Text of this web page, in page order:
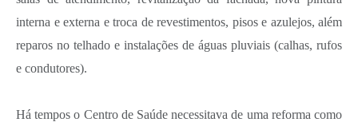
interna e externa e troca de revestimentos, pisos e azulejos, além
reparos no telhado e instalações de águas pluviais (calhas, rufos
e condutores).
Há tempos o Centro de Saúde necessitava de uma reforma como